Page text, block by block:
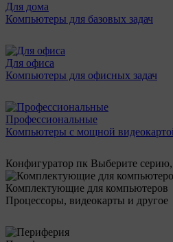
Для дома
Компьютеры для базовых задач
Для офиса
Компьютеры для офисных задач
Профессиональные
Компьютеры с мощной
Конфигуратор пк Выберите
Комплектующие для компьютеров
Процессоры, видеокарты и другое